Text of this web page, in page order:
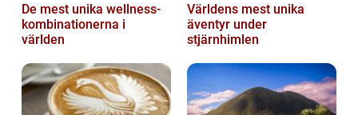
De mest unika wellness-
kombinationerna i
världen
Världens mest unika
äventyr under
stjärnhimlen